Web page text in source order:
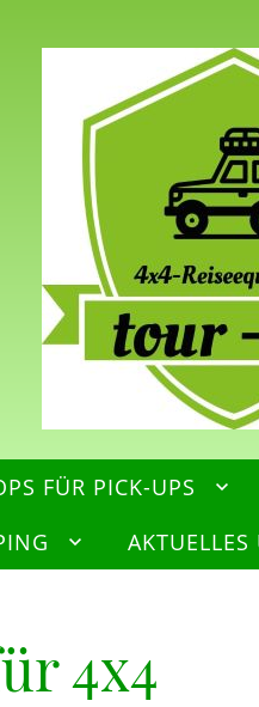
FÜR PICK-UPS
4x4